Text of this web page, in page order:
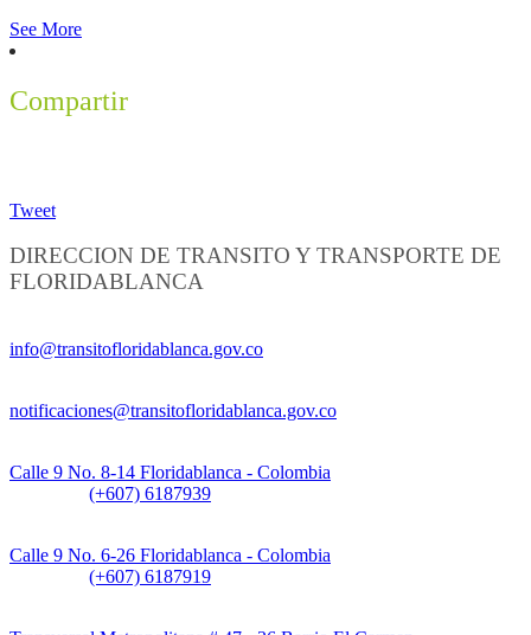
See More
Compartir
Tweet
DIRECCION DE TRANSITO Y TRANSPORTE DE
FLORIDABLANCA
info@transitofloridablanca.gov.co
notificaciones@transitofloridablanca.gov.co
Calle 9 No. 8-14 Floridablanca - Colombia
(+607) 6187939
Calle 9 No. 6-26 Floridablanca - Colombia
(+607) 6187919